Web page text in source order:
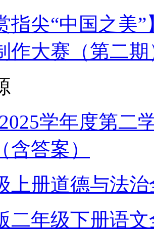
指尖“中国之美
作大赛（第二期
学年度第二
含答案）
上册道德与法
二年级下册语